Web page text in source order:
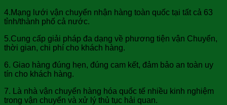
4.Mạng lưới vận chuyển nhận hàng toàn quốc tại tất cả 63
tỉnh/thành phố cả nước.
5.Cung cấp giải pháp đa dạng về phương tiện vận Chuyển,
thời gian, chi phí cho khách hàng.
6. Giao hàng đúng hẹn, đúng cam kết, đảm bảo an toàn uy
tín cho khách hàng.
7. Là nhà vận chuyển hàng hóa quốc tế nhiều kinh nghiệm
trong vận chuyển và xử lý thủ tục hải quan.